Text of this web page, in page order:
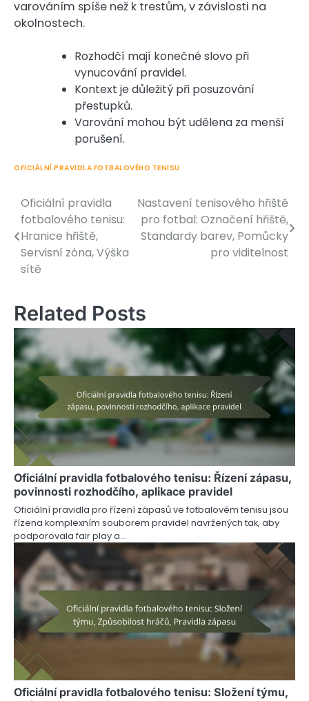
varováním spíše než k trestům, v závislosti na
okolnostech.
Rozhodčí mají konečné slovo při
vynucování pravidel.
Kontext je důležitý při posuzování
přestupků.
Varování mohou být udělena za menší
porušení.
OFICIÁLNÍ PRAVIDLA FOTBALOVÉHO TENISU
Post
navigation
Oficiální pravidla
fotbalového tenisu:
Hranice hřiště,
Servisní zóna, Výška
sítě
Nastavení tenisového hřiště
pro fotbal: Označení hřiště,
Standardy barev, Pomůcky
pro viditelnost
Related Posts
Oficiální pravidla fotbalového tenisu: Řízení zápasu,
povinnosti rozhodčího, aplikace pravidel
Oficiální pravidla pro řízení zápasů ve fotbalovém tenisu jsou
řízena komplexním souborem pravidel navržených tak, aby
podporovala fair play a…
Oficiální pravidla fotbalového tenisu: Složení týmu,